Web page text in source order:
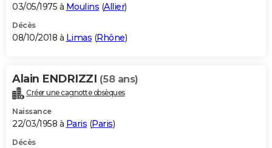
03/05/1975 à Moulins (Allier)
Décès
08/10/2018 à Limas (Rhône)
Alain ENDRIZZI (58 ans)
Créer une cagnotte obsèques
Naissance
22/03/1958 à Paris (Paris)
Décès